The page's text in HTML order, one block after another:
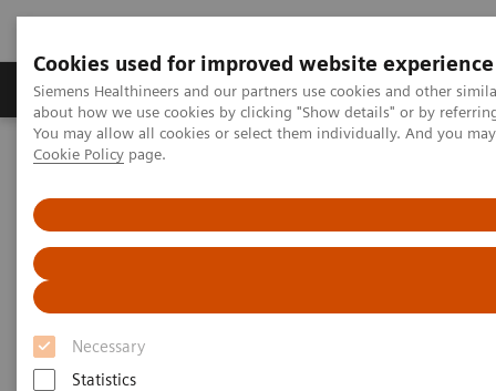
Cookies used for improved website experience
Siemens Healthineers and our partners use cookies and other
about how we use cookies by clicking "Show details" or by
You may allow all cookies or select them individually. And you
Cookie Policy page.
Necessary
Statistics
Zobrazovací technika Laboratorní diagnostika
Home Zobrazovací technika
Clinical Corner